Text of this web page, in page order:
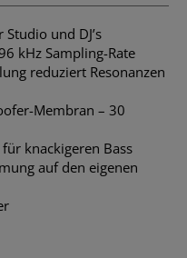
und DJ’s
kHz Sampling-Rate
reduziert Resonanzen
Membran – 30
knackigeren Bass
auf den eigenen